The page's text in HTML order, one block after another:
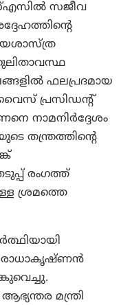
സജീവ
ഫലപ്രദമായ
വൈസ് പ്രസിഡന്റ്
നാമനിർദ്ദേശം
തന്ത്രത്തിന്റെ
രംഗത്ത്
ശ്രമത്തെ
രാധാകൃഷ്ണൻ
ആഭ്യന്തര മന്ത്രി